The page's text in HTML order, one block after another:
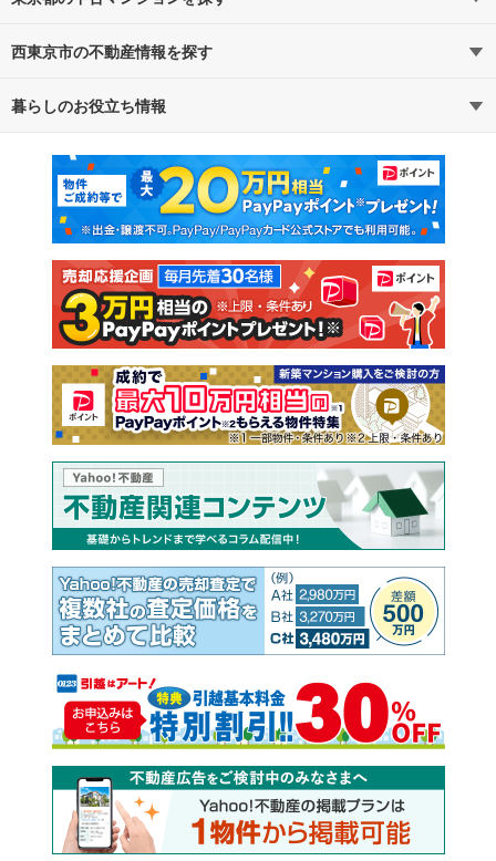
路線・駅から探す
通勤・通学時間から探す
西東京市の不動産情報を探す
不動産・住宅
新築マンション 中古マンション
新築一戸建て 中古一戸建て
注文住宅 土地
売却査定
暮らしのお役立ち情報
マンションカタログ 教えて！住まいの先生